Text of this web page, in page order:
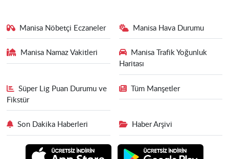
Manisa Nöbetçi Eczaneler Manisa Hava Durumu
Manisa Namaz Vakitleri
Manisa Trafik Yoğunluk
Haritası
Süper Lig Puan Durumu ve
Fikstür
Tüm Manşetler
Son Dakika Haberleri Haber Arşivi